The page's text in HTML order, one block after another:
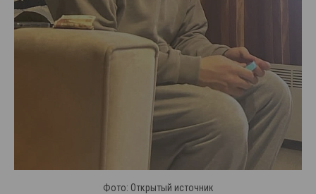
Фото: Открытый источник